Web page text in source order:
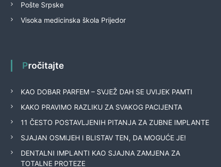
Pošte Srpske
Visoka medicinska škola Prijedor
Pročitajte
KAO DOBAR PARFEM – SVJEŽ DAH SE UVIJEK PAMTI
KAKO PRAVIMO RAZLIKU ZA SVAKOG PACIJENTA
11 ČESTO POSTAVLJENIH PITANJA ZA ZUBNE IMPLANTE
SJAJAN OSMIJEH I BLISTAV TEN, DA MOGUĆE JE!
DENTALNI IMPLANTI KAO SJAJNA ZAMJENA ZA
TOTALNE PROTEZE